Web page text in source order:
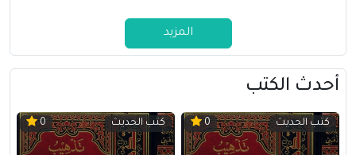
المزيد
أحدث الكتب
كتب الحديث 0 كتب الحديث 0